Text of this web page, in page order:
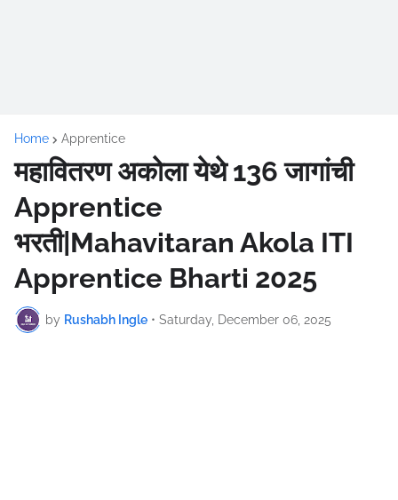
Home Apprentice
महावितरण अकोला येथे 136 जागांची
Apprentice
भरती|Mahavitaran Akola ITI
Apprentice Bharti 2025
by Rushabh Ingle • Saturday, December 06, 2025